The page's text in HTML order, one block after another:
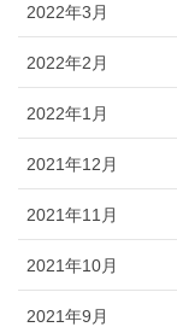
2022年3月
2022年2月
2022年1月
2021年12月
2021年11月
2021年10月
2021年9月